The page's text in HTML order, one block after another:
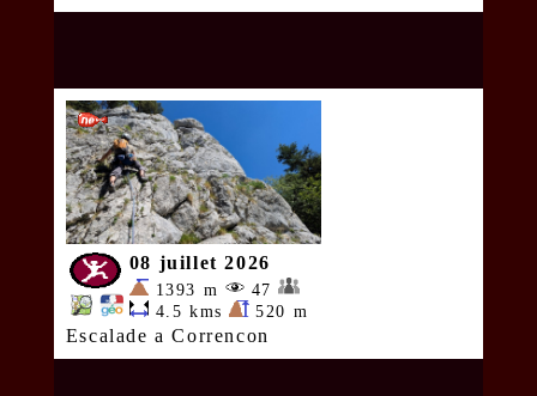
08 juillet 2026
1393 m
47
4.5 kms
520 m
Escalade a Correncon